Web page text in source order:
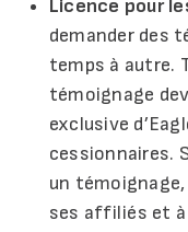
Licence pour
demander des
temps à autre.
témoignage
exclusive
cessionnaires.
un
ses affiliés et à